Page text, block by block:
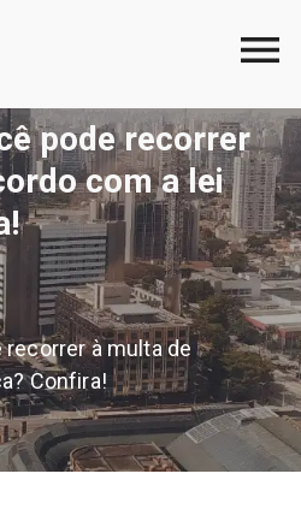
pode recorrer
com a lei
recorrer à multa de
Confira!